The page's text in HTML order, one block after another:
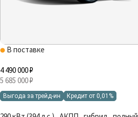
В поставке
4 490 000 ₽
5 685 000 ₽
Выгода за трейд-ин Кредит от 0,01%